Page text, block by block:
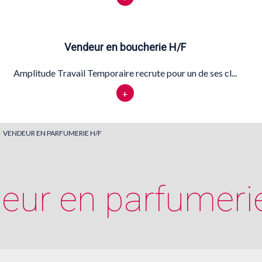
Vendeur en boucherie H/F
Amplitude Travail Temporaire recrute pour un de ses cl...
+
VENDEUR EN PARFUMERIE H/F
en